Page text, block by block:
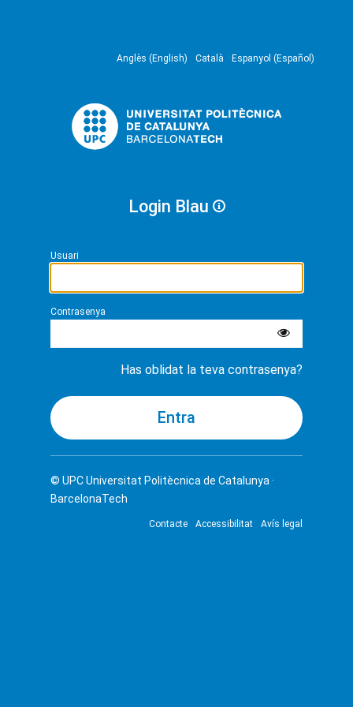
Anglès (English) Català Espanyol (Español)
Login Blau
Usuari
Contrasenya
Has oblidat la teva contrasenya?
© UPCUniversitat Politècnica de Catalunya ·
BarcelonaTech
Contacte Accessibilitat Avís legal